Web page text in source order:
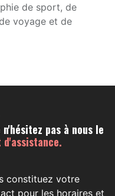
de sport, de
voyage et de
pas à nous le
constituez votre
pour les horaires et